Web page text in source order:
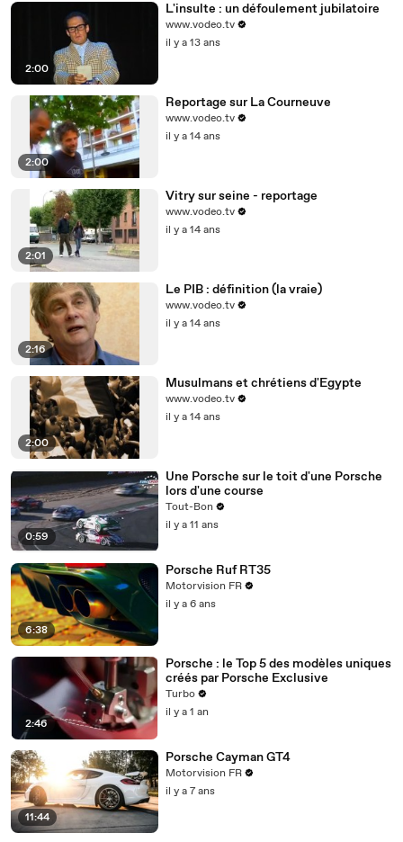
2:00
L'insulte : un défoulement jubilatoire
www.vodeo.tv
il y a 13 ans
2:00
Reportage sur La Courneuve
www.vodeo.tv
il y a 14 ans
2:01
Vitry sur seine - reportage
www.vodeo.tv
il y a 14 ans
2:16
Le PIB : définition (la vraie)
www.vodeo.tv
il y a 14 ans
2:00
Musulmans et chrétiens d'Egypte
www.vodeo.tv
il y a 14 ans
0:59
Une Porsche sur le toit d'une Porsche
lors d'une course
Tout-Bon
il y a 11 ans
6:38
Porsche Ruf RT35
Motorvision FR
il y a 6 ans
2:46
Porsche : le Top 5 des modèles uniques
créés par Porsche Exclusive
Turbo
il y a 1 an
11:44
Porsche Cayman GT4
Motorvision FR
il y a 7 ans